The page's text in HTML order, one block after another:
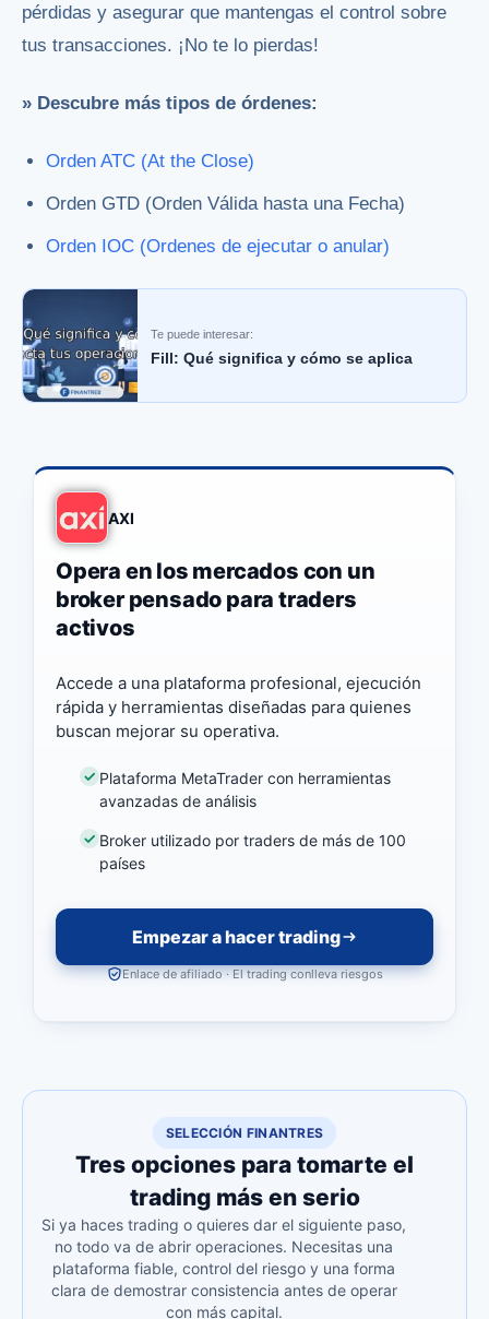
pérdidas y asegurar que mantengas el control sobre
tus transacciones. ¡No te lo pierdas!
» Descubre más tipos de órdenes:
Orden ATC (At the Close)
Orden GTD (Orden Válida hasta una Fecha)
Orden IOC (Ordenes de ejecutar o anular)
Te puede interesar:
Fill: Qué significa y cómo se aplica
AXI
Opera en los mercados con un
broker pensado para traders
activos
Accede a una plataforma profesional, ejecución
rápida y herramientas diseñadas para quienes
buscan mejorar su operativa.
Plataforma MetaTrader con herramientas
avanzadas de análisis
Broker utilizado por traders de más de 100
países
Empezar a hacer trading
Enlace de afiliado · El trading conlleva riesgos
SELECCIÓN FINANTRES
Tres opciones para tomarte el
trading más en serio
Si ya haces trading o quieres dar el siguiente paso,
no todo va de abrir operaciones. Necesitas una
plataforma fiable, control del riesgo y una forma
clara de demostrar consistencia antes de operar
con más capital.